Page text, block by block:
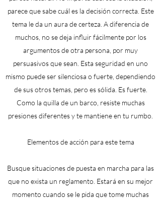
parece que sabe cuál es la decisión correcta. Este
tema le da un aura de certeza. A diferencia de
muchos, no se deja influir fácilmente por los
argumentos de otra persona, por muy
persuasivos que sean. Esta seguridad en uno
mismo puede ser silenciosa o fuerte, dependiendo
de sus otros temas, pero es sólida. Es fuerte.
Como la quilla de un barco, resiste muchas
presiones diferentes y te mantiene en tu rumbo.
Elementos de acción para este tema
Busque situaciones de puesta en marcha para las
que no exista un reglamento. Estará en su mejor
momento cuando se le pida que tome muchas